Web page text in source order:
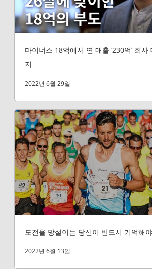
마이너스 18억에서 연 매출 ‘230억’ 회
지
2022년 6월 29일
도전을 망설이는 당신이 반드시 기억해야
2022년 6월 13일